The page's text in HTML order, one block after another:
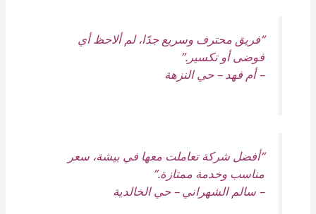
“فريق محترف وسريع جدًا، لم ألاحظ أي
فوضى أو تكسير.”
–أم فهد – حي النزهة
“أفضل شركة تعاملت معها في بيشة، سعر
مناسب وخدمة ممتازة.”
– سالم الشهراني – حي الخالدية